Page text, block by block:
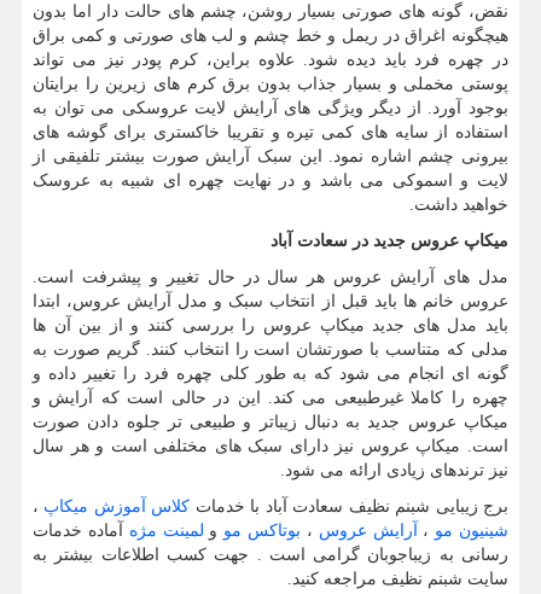
نقض، گونه های صورتی بسیار روشن، چشم های حالت دار اما بدون
هیچگونه اغراق در ریمل و خط چشم و لب های صورتی و کمی براق
در چهره فرد باید دیده شود. علاوه براین، کرم پودر نیز می تواند
پوستی مخملی و بسیار جذاب بدون برق کرم های زیرین را برایتان
بوجود آورد. از دیگر ویژگی های آرایش لایت عروسکی می توان به
استفاده از سایه های کمی تیره و تقریبا خاکستری برای گوشه های
بیرونی چشم اشاره نمود. این سبک آرایش صورت بیشتر تلفیقی از
لایت و اسموکی می باشد و در نهایت چهره ای شبیه به عروسک
خواهید داشت.
میکاپ عروس جدید در سعادت آباد
مدل های آرایش عروس هر سال در حال تغییر و پیشرفت است.
عروس خانم ها باید قبل از انتخاب سبک و مدل آرایش عروس، ابتدا
باید مدل های جدید میکاپ عروس را بررسی کنند و از بین آن ها
مدلی که متناسب با صورتشان است را انتخاب کنند. گریم صورت به
گونه ای انجام می شود که به طور کلی چهره فرد را تغییر داده و
چهره را کاملا غیرطبیعی می کند. این در حالی است که آرایش و
میکاپ عروس جدید به دنبال زیباتر و طبیعی تر جلوه دادن صورت
است. میکاپ عروس نیز دارای سبک های مختلفی است و هر سال
نیز ترندهای زیادی ارائه می شود.
برج زیبایی شبنم نظیف سعادت آباد با خدمات کلاس آموزش میکاپ ،
شینیون مو ، آرایش عروس ، بوتاکس مو و لمینت مژه آماده خدمات
رسانی به زیباجوبان گرامی است . جهت کسب اطلاعات بیشتر به
سایت شبنم نظیف مراجعه کنید.